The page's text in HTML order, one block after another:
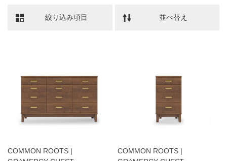
絞り込み項目 並べ替え
COMMON ROOTS |
COMMON ROOTS |